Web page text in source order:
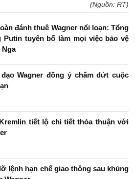
(Nguồn: RT)
đánh thuê Wagner nổi loạn: Tổng
Putin tuyên bố làm mọi việc bảo vệ
đạo Wagner đồng ý chấm dứt cuộc
tiết lộ chi tiết thỏa thuận với
lệnh hạn chế giao thông sau khủng